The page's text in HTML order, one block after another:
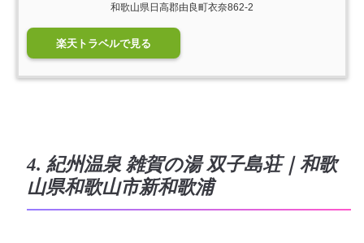
和歌山県日高郡由良町衣奈862-2
楽天トラベルで見る
4. 紀州温泉 雑賀の湯 双子島荘｜和歌
山県和歌山市新和歌浦